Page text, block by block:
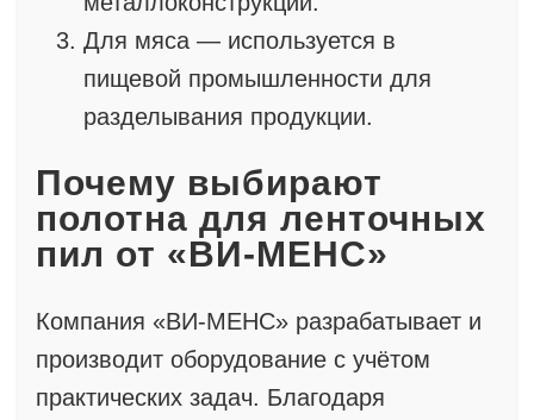
Для мяса — используется в
пищевой промышленности для
разделывания продукции.
Почему выбирают
полотна для ленточных
пил от «ВИ-МЕНС»
Компания «ВИ-МЕНС» разрабатывает и
производит оборудование с учётом
практических задач. Благодаря